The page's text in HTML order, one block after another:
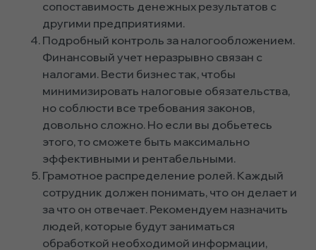
сопоставимость денежных результатов с
другими предприятиями.
Подробный контроль за налогообложением.
Финансовый учет неразрывно связан с
налогами. Вести бизнес так, чтобы
минимизировать налоговые обязательства,
но соблюсти все требования законов,
довольно сложно. Но если вы добьетесь
этого, то сможете быть максимально
эффективными и рентабельными.
Грамотное распределение ролей. Каждый
сотрудник должен понимать, что он делает и
за что он отвечает. Рекомендуем назначить
людей, которые будут заниматься
обработкой необходимой информации,